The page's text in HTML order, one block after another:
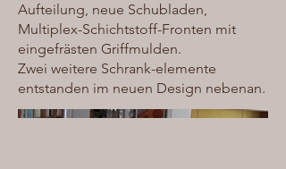
Aufteilung, neue Schubladen,
Multiplex-Schichtstoff-Fronten mit
eingefrästen Griffmulden.
Zwei weitere Schrank-elemente
entstanden im neuen Design nebenan.